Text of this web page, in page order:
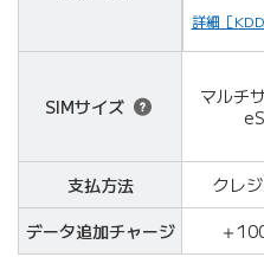
詳細［
SIMサイズ
マルチ
支払方法
クレ
データ追加チャージ ＋